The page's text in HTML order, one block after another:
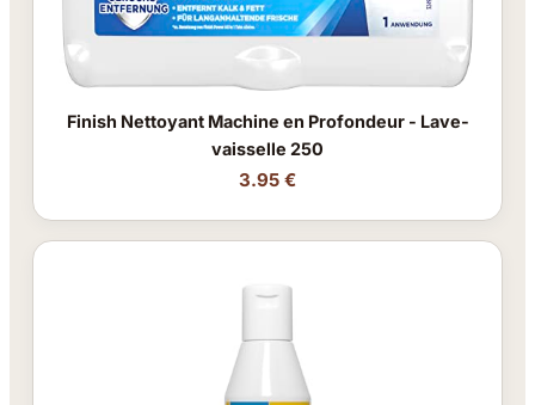
Finish Nettoyant Machine en Profondeur - Lave-
vaisselle 250
3.95 €